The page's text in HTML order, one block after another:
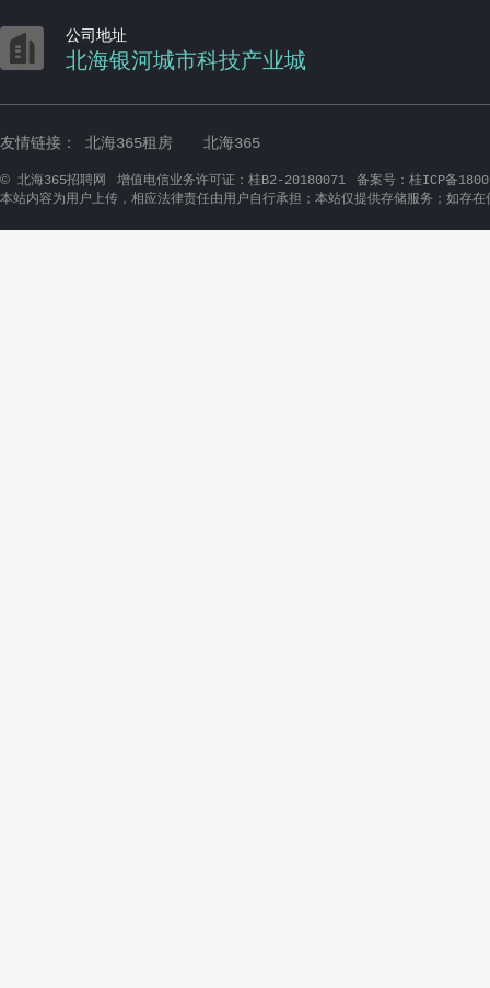
 公司地址
北海银河城市科技产业城
友情链接： 北海365租房 北海365
© 北海365招聘网 增值电信业务许可证：桂B2-20180071
备案号：桂ICP备
本站内容为用户上传，相应法律责任由用户自行承担；本站仅提供存储服务；如存